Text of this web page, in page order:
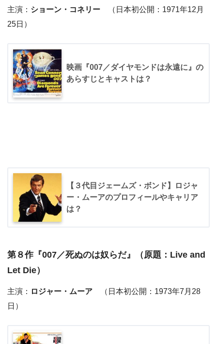
主演： ショーン・コネリー （日本初公開：1971年12月
25日）
映画『007／ダイヤモンドは永遠に』の
あらすじとキャストは？
【３代目ジェームズ・ボンド】ロジャ
ー・ムーアのプロフィールやキャリア
は？
第８作『007／死ぬのは奴らだ』（原題：Live and
Let Die）
主演： ロジャー・ムーア （日本初公開：1973年7月28
日）